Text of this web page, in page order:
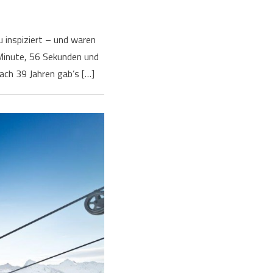
inspiziert – und waren
56 Sekunden und
39 Jahren gab’s […]